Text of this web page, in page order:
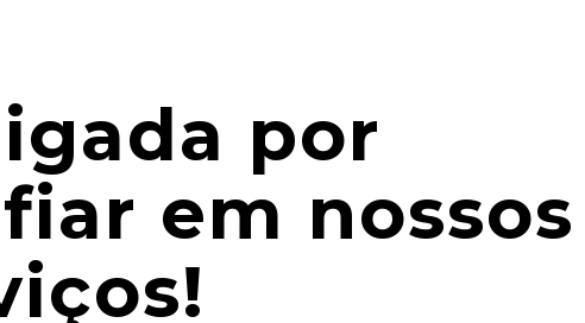
por
em nossos